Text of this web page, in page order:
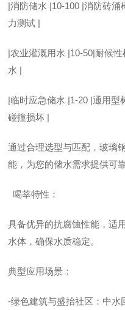
|消防储水 |10-100 |消防砖
力测试 |
|农业灌溉用水 |10-50|耐候
水 |
|临时应急储水 |1-20 |通用
碰撞损坏 |
通过合理选型与匹配，玻璃
能，为您的储水需求提供可
喝莘特性：
具备优异的抗腐蚀性能，适
水体，确保水质稳定。
典型应用场景：
-绿色建筑与盛抬社区：中水